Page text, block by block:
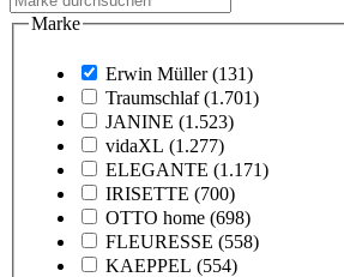
Marke
Erwin Müller (131)
Traumschlaf (1.701)
JANINE (1.523)
vidaXL (1.277)
ELEGANTE (1.171)
IRISETTE (700)
OTTO home (698)
FLEURESSE (558)
KAEPPEL (554)